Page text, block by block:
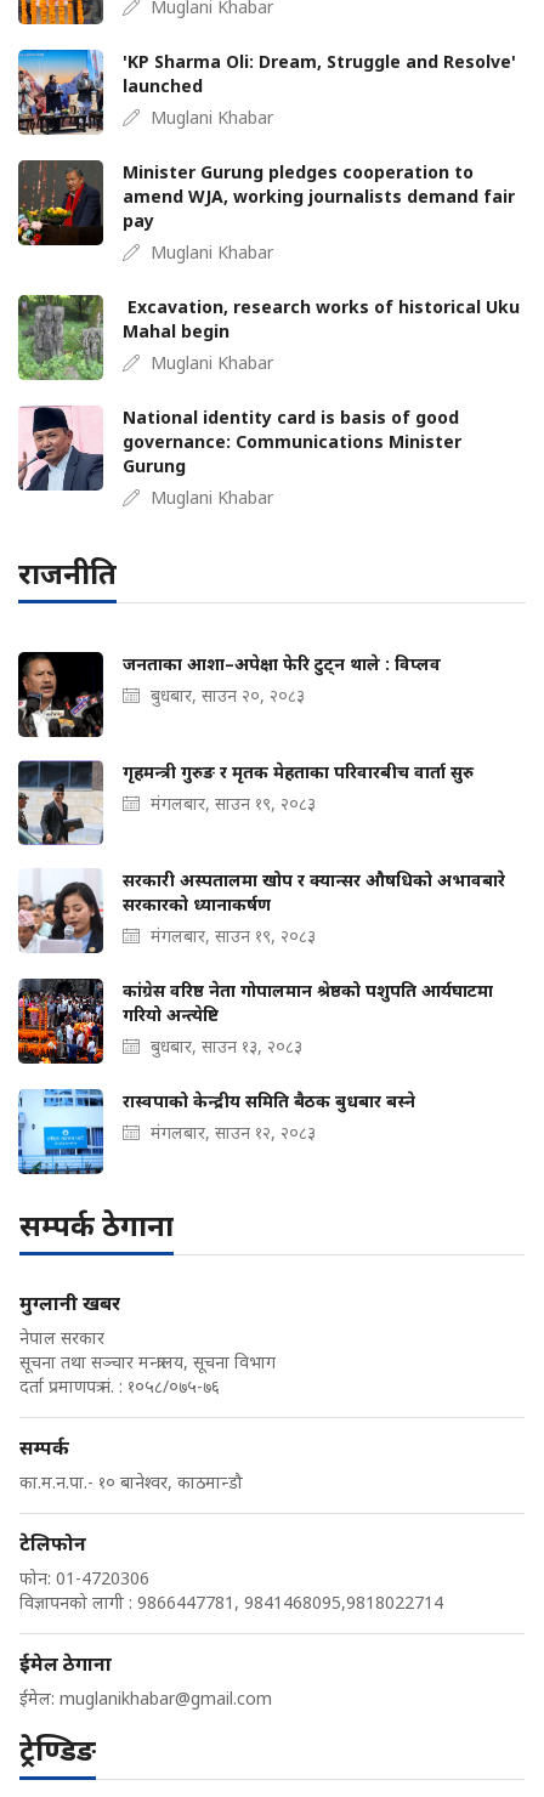
Muglani Khabar
'KP Sharma Oli: Dream, Struggle and Resolve'
launched
Muglani Khabar
Minister Gurung pledges cooperation to
amend WJA, working journalists demand fair
pay
Muglani Khabar
Excavation, research works of historical Uku
Mahal begin
Muglani Khabar
National identity card is basis of good
governance: Communications Minister
Gurung
Muglani Khabar
राजनीति
जनताका आशा–अपेक्षा फेरि टुट्न थाले : विप्लव
बुधबार, साउन २०, २०८३
गृहमन्त्री गुरुङ र मृतक मेहताका परिवारबीच वार्ता सुरु
मंगलबार, साउन १९, २०८३
सरकारी अस्पतालमा खोप र क्यान्सर औषधिको अभावबारे
सरकारको ध्यानाकर्षण
मंगलबार, साउन १९, २०८३
कांग्रेस वरिष्ठ नेता गोपालमान श्रेष्ठको पशुपति आर्यघाटमा
गरियो अन्त्येष्टि
बुधबार, साउन १३, २०८३
रास्वपाको केन्द्रीय समिति बैठक बुधबार बस्ने
मंगलबार, साउन १२, २०८३
सम्पर्क ठेगाना
मुग्लानी खबर
नेपाल सरकार
सूचना तथा सञ्चार मन्त्रालय, सूचना विभाग
दर्ता प्रमाणपत्र नं. : १०५८/०७५-७६
सम्पर्क
का.म.न.पा.- १० बानेश्वर, काठमान्डौ
टेलिफोन
फोन: 01-4720306
विज्ञापनको लागी : 9866447781, 9841468095,9818022714
ईमेल ठेगाना
ईमेल: muglanikhabar@gmail.com
ट्रेण्डिङ